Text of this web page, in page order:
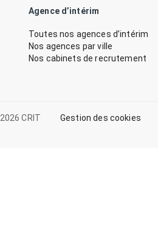
Agence d’intérim
Toutes nos agences d’intérim
Nos agences par ville
Nos cabinets de recrutement
CRIT Gestion des cookies